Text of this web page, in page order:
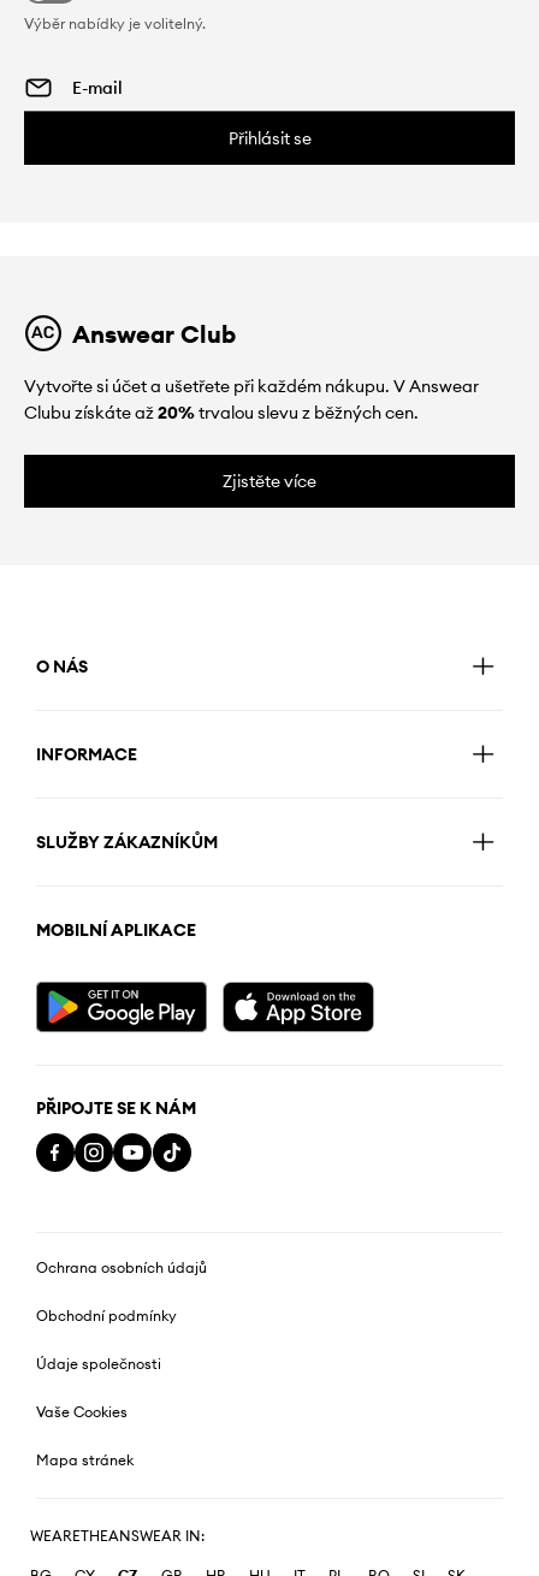
Výběr nabídky je volitelný.
Přihlásit se
Answear Club
Vytvořte si účet a ušetřete při každém nákupu. V Answear
Clubu získáte až20%trvalou slevu z běžných cen.
Zjistěte více
O NÁS
INFORMACE
SLUŽBY ZÁKAZNÍKŮM
MOBILNÍ APLIKACE
PŘIPOJTE SE K NÁM
Ochrana osobních údajů
Obchodní podmínky
Údaje společnosti
Vaše Cookies
Mapa stránek
WEARETHEANSWEAR IN: